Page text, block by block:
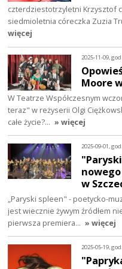
czterdziestotrzyletni Krzysztof
siedmioletnia córeczka Zuzia
więcej
2025-11-09,
Moore
W Teatrze Współczesnym
teraz" w reżyserii Olgi
całe życie?… » więcej
2025-09-01,
w
„Paryski spleen" - poetycko-
jest wiecznie żywym źródłem
pierwsza premiera… » więcej
2025-05-19,